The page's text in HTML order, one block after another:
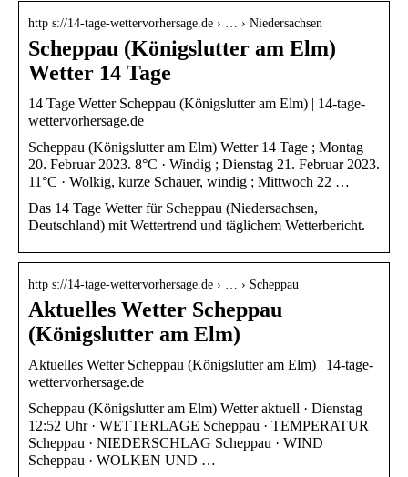
http s://14-tage-wettervorhersage.de › … › Niedersachsen
Scheppau (Königslutter am Elm)
Wetter 14 Tage
14 Tage Wetter Scheppau (Königslutter am Elm) | 14-tage-
wettervorhersage.de
Scheppau (Königslutter am Elm) Wetter 14 Tage ; Montag
20. Februar 2023. 8°C · Windig ; Dienstag 21. Februar 2023.
11°C · Wolkig, kurze Schauer, windig ; Mittwoch 22 …
Das 14 Tage Wetter für Scheppau (Niedersachsen,
Deutschland) mit Wettertrend und täglichem Wetterbericht.
http s://14-tage-wettervorhersage.de › … › Scheppau
Aktuelles Wetter Scheppau
(Königslutter am Elm)
Aktuelles Wetter Scheppau (Königslutter am Elm) | 14-tage-
wettervorhersage.de
Scheppau (Königslutter am Elm) Wetter aktuell · Dienstag
12:52 Uhr · WETTERLAGE Scheppau · TEMPERATUR
Scheppau · NIEDERSCHLAG Scheppau · WIND
Scheppau · WOLKEN UND …